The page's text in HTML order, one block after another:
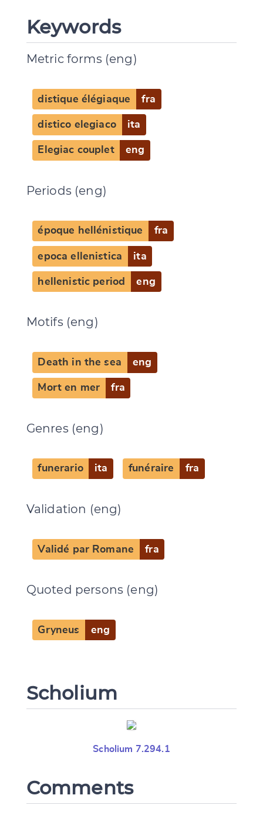
Keywords
Metric forms (eng)
distique élégiaque fra
distico elegiaco ita
Elegiac couplet eng
Periods (eng)
époque hellénistique fra
epoca ellenistica ita
hellenistic period eng
Motifs (eng)
Death in the sea eng
Mort en mer fra
Genres (eng)
funerario ita funéraire fra
Validation (eng)
Validé par Romane fra
Quoted persons (eng)
Gryneus eng
Scholium
Scholium 7.294.1
Comments
CANCEL